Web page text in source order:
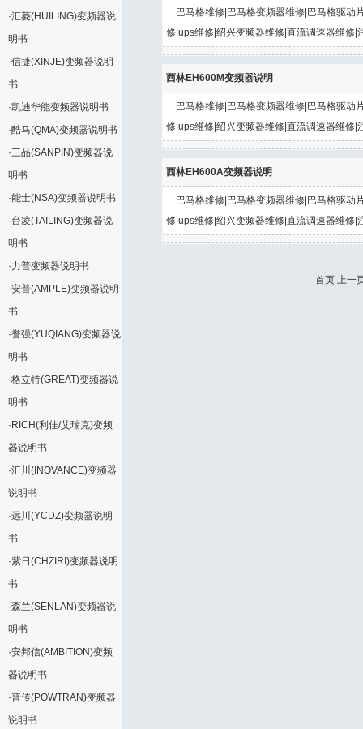
·汇菱(HUILING)变频器说
明书
·信捷(XINJE)变频器说明
书
·凯迪华能变频器说明书
·酷马(QMA)变频器说明书
·三品(SANPIN)变频器说
明书
·能士(NSA)变频器说明书
·台凌(TAILING)变频器说
明书
·力普变频器说明书
·安普(AMPLE)变频器说明
书
·誉强(YUQIANG)变频器说
明书
·格立特(GREAT)变频器说
明书
· RICH(利佳/艾瑞克)变频
器说明书
·汇川(INOVANCE)变频器
说明书
·远川(YCDZ)变频器说明
书
·紫日(CHZIRI)变频器说明
书
·森兰(SENLAN)变频器说
明书
·安邦信(AMBITION)变频
器说明书
·普传(POWTRAN)变频器
说明书
巴马格维修|巴马格变频器维修|巴马格驱动
修|ups维修|绍兴变频器维修|直流调速器维修|
西林EH600M变频器说明
巴马格维修|巴马格变频器维修|巴马格驱动
修|ups维修|绍兴变频器维修|直流调速器维修|
西林EH600A变频器说明
巴马格维修|巴马格变频器维修|巴马格驱动
修|ups维修|绍兴变频器维修|直流调速器维修|
首页 上一